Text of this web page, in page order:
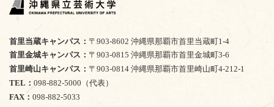
TEL
098-882-5000（代表）
FAX
098-882-5033
首里当蔵キャンパス
〒903-8602 沖縄県那覇市首里当蔵町1-4
首里金城キャンパス
〒903-0815 沖縄県那覇市首里金城町3-6
首里崎山キャンパス
〒903-0814 沖縄県那覇市首里崎山町4-212-1